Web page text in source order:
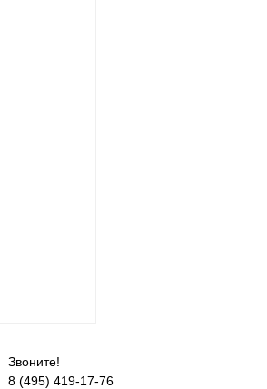
Звоните!
8 (495) 419-17-76